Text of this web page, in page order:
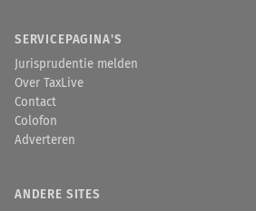
SERVICEPAGINA'S
Jurisprudentie melden
Over TaxLive
Contact
Colofon
Adverteren
ANDERE SITES